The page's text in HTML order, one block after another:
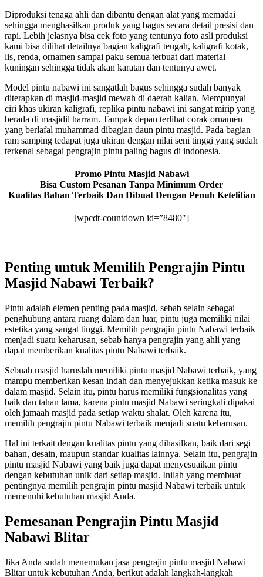
Diproduksi tenaga ahli dan dibantu dengan alat yang memadai
sehingga menghasilkan produk yang bagus secara detail presisi dan
rapi. Lebih jelasnya bisa cek foto yang tentunya foto asli produksi
kami bisa dilihat detailnya bagian kaligrafi tengah, kaligrafi kotak,
lis, renda, ornamen sampai paku semua terbuat dari material
kuningan sehingga tidak akan karatan dan tentunya awet.
Model pintu nabawi ini sangatlah bagus sehingga sudah banyak
diterapkan di masjid-masjid mewah di daerah kalian. Mempunyai
ciri khas ukiran kaligrafi, replika pintu nabawi ini sangat mirip yang
berada di masjidil harram. Tampak depan terlihat corak ornamen
yang berlafal muhammad dibagian daun pintu masjid. Pada bagian
ram samping tedapat juga ukiran dengan nilai seni tinggi yang sudah
terkenal sebagai pengrajin pintu paling bagus di indonesia.
Promo Pintu Masjid Nabawi
Bisa Custom Pesanan Tanpa Minimum Order
Kualitas Bahan Terbaik Dan Dibuat Dengan Penuh Ketelitian
[wpcdt-countdown id=”8480″]
Penting untuk Memilih Pengrajin Pintu
Masjid Nabawi Terbaik?
Pintu adalah elemen penting pada masjid, sebab selain sebagai
penghubung antara ruang dalam dan luar, pintu juga memiliki nilai
estetika yang sangat tinggi. Memilih pengrajin pintu Nabawi terbaik
menjadi suatu keharusan, sebab hanya pengrajin yang ahli yang
dapat memberikan kualitas pintu Nabawi terbaik.
Sebuah masjid haruslah memiliki pintu masjid Nabawi terbaik, yang
mampu memberikan kesan indah dan menyejukkan ketika masuk ke
dalam masjid. Selain itu, pintu harus memiliki fungsionalitas yang
baik dan tahan lama, karena pintu masjid Nabawi seringkali dipakai
oleh jamaah masjid pada setiap waktu shalat. Oleh karena itu,
memilih pengrajin pintu Nabawi terbaik menjadi suatu keharusan.
Hal ini terkait dengan kualitas pintu yang dihasilkan, baik dari segi
bahan, desain, maupun standar kualitas lainnya. Selain itu, pengrajin
pintu masjid Nabawi yang baik juga dapat menyesuaikan pintu
dengan kebutuhan unik dari setiap masjid. Inilah yang membuat
pentingnya memilih pengrajin pintu masjid Nabawi terbaik untuk
memenuhi kebutuhan masjid Anda.
Pemesanan Pengrajin Pintu Masjid
Nabawi Blitar
Jika Anda sudah menemukan jasa pengrajin pintu masjid Nabawi
Blitar untuk kebutuhan Anda, berikut adalah langkah-langkah